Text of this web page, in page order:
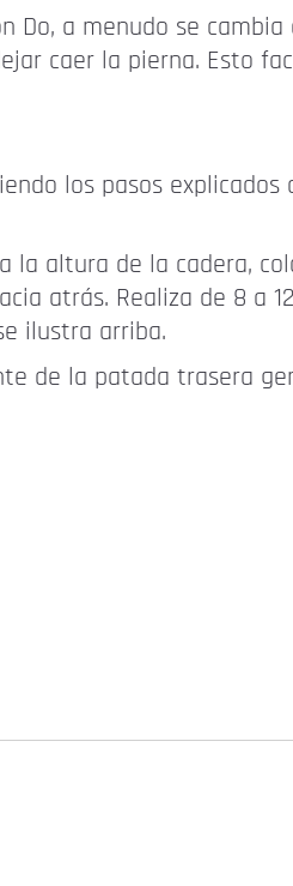
Do, a menudo se
caer la pierna. Esto
los pasos explicados
la altura de la cadera,
atrás. Realiza de 8 a
ilustra arriba.
de la patada trasera